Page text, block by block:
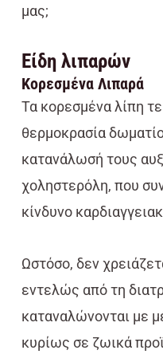
μας;
Είδη λιπαρών
Κορεσμένα Λιπαρά
Τα κορεσμένα λίπη
θερμοκρασία
κατανάλωσή τους
χοληστερόλη, που
κίνδυνο
Ωστόσο, δεν
εντελώς από τη
καταναλώνονται με
κυρίως σε ζωικά